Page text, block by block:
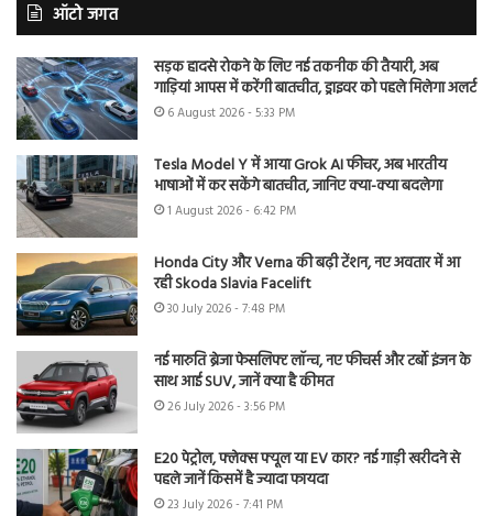
ऑटो जगत
सड़क हादसे रोकने के लिए नई तकनीक की तैयारी, अब
गाड़ियां आपस में करेंगी बातचीत, ड्राइवर को पहले मिलेगा अलर्ट
6 August 2026 - 5:33 PM
Tesla Model Y में आया Grok AI फीचर, अब भारतीय
भाषाओं में कर सकेंगे बातचीत, जानिए क्या-क्या बदलेगा
1 August 2026 - 6:42 PM
Honda City और Verna की बढ़ी टेंशन, नए अवतार में आ
रही Skoda Slavia Facelift
30 July 2026 - 7:48 PM
नई मारुति ब्रेजा फेसलिफ्ट लॉन्च, नए फीचर्स और टर्बो इंजन के
साथ आई SUV, जानें क्या है कीमत
26 July 2026 - 3:56 PM
E20 पेट्रोल, फ्लेक्स फ्यूल या EV कार? नई गाड़ी खरीदने से
पहले जानें किसमें है ज्यादा फायदा
23 July 2026 - 7:41 PM